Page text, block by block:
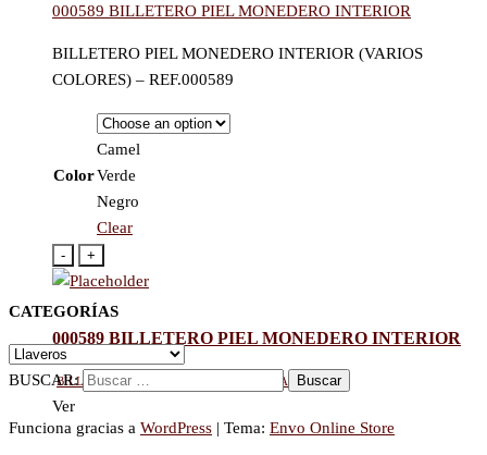
000589 BILLETERO PIEL MONEDERO INTERIOR
BILLETERO PIEL MONEDERO INTERIOR (VARIOS
COLORES) – REF.000589
Color
Camel
Verde
Negro
Clear
- +
000589 BILLETERO PIEL MONEDERO INTERIOR
Billetero hombre Tarjeteros
Ver
CATEGORÍAS
BUSCAR:
Funciona gracias a WordPress | Tema: Envo Online Store